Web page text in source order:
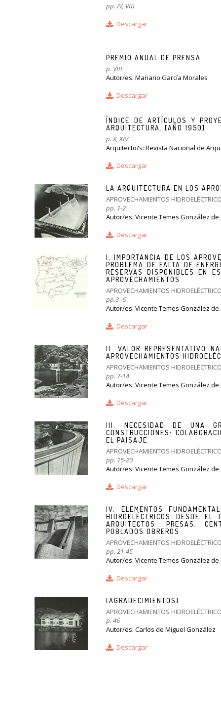
pp. IV, VIII
Descargar
PREMIO ANUAL DE PRENSA
p. VIII
Autor/es: Mariano García Morales
Descargar
ÍNDICE DE ARTÍCULOS Y
ARQUITECTURA. [AÑO 1950]
p. X, XIV
Arquitecto/s: Revista Nacional de
Descargar
LA ARQUITECTURA EN LOS
APROVECHAMIENTOS
pp. 1-2
Autor/es: Vicente Temes González de
Descargar
I. IMPORTANCIA DE LOS
PROBLEMA DE FALTA DE
RESERVAS DISPONIBLES EN
APROVECHAMIENTOS
APROVECHAMIENTOS
pp.3 -6
Autor/es: Vicente Temes González de
Descargar
II. VALOR REPRESENTATIVO
APROVECHAMIENTOS
APROVECHAMIENTOS
pp. 7-14
Autor/es: Vicente Temes González de
Descargar
III. NECESIDAD DE UNA
CONSTRUCCIONES:
EL PAISAJE
APROVECHAMIENTOS
pp. 15-20
Autor/es: Vicente Temes González de
Descargar
IV. ELEMENTOS
HIDROELÉCTRICOS DESDE
ARQUITECTOS: PRESAS,
POBLADOS OBREROS
APROVECHAMIENTOS
pp. 21-45
Autor/es: Vicente Temes González de
Descargar
[AGRADECIMIENTOS]
APROVECHAMIENTOS
p. 46
Autor/es: Carlos de Miguel González
Descargar